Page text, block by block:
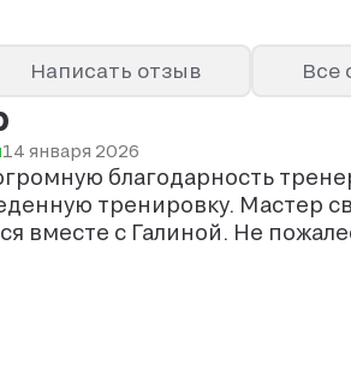
Написать отзыв Все
14 января 2026
благодарность
тренировку. Мастер
вместе с Галиной. Не